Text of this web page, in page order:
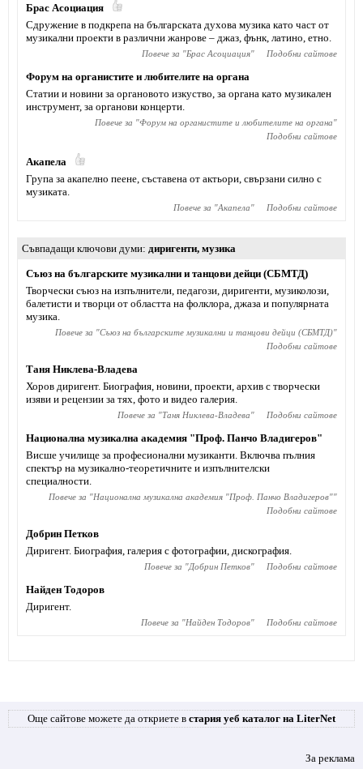
Брас Асоциация
Сдружение в подкрепа на българската духова музика като част от
музикални проекти в различни жанрове – джаз, фънк, латино, етно.
Повече за "Брас Асоциация" Подобни сайтове
Форум на органистите и любителите на органа
Статии и новини за органовото изкуство, за органа като музикален
инструмент, за органови концерти.
Повече за "Форум на органистите и любителите на органа"
Подобни сайтове
Акапела
Група за акапелно пеене, съставена от актьори, свързани силно с
музиката.
Повече за "Акапела" Подобни сайтове
Съвпадащи ключови думи диригенти, музика
Съюз на българските музикални и танцови дейци (СБМТД)
Творчески съюз на изпълнители, педагози, диригенти, музиколози,
балетисти и творци от областта на фолклора, джаза и популярната
музика.
Повече за "Съюз на българските музикални и танцови дейци (СБМТД)"
Подобни сайтове
Таня Никлева-Владева
Хоров диригент. Биография, новини, проекти, архив с творчески
изяви и рецензии за тях, фото и видео галерия.
Повече за "Таня Никлева-Владева" Подобни сайтове
Национална музикална академия "Проф. Панчо Владигеров"
Висше училище за професионални музиканти. Включва пълния
спектър на музикално-теоретичните и изпълнителски
специалности.
Повече за "Национална музикална академия "Проф. Панчо Владигеров""
Подобни сайтове
Добрин Петков
Диригент. Биография, галерия с фотографии, дискография.
Повече за "Добрин Петков" Подобни сайтове
Найден Тодоров
Диригент.
Повече за "Найден Тодоров" Подобни сайтове
Още сайтове можете да откриете в стария уеб каталог на LiterNet
За реклама